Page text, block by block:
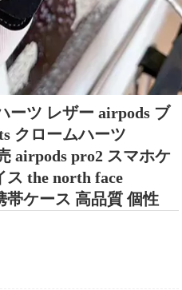
ーツ レザー airpods ブ
クロームハーツ
airpods pro2 スマホケ
ス the north face
帯ケース 高品質 個性